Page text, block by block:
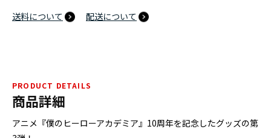
送料について 配送について
PRODUCT DETAILS
商品詳細
アニメ『僕のヒーローアカデミア』10周年を記念したグッズの第